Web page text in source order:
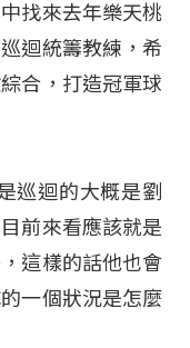
找來去年樂天桃
迴統籌教練，希
合，打造冠軍球
巡迴的大概是劉
前來看應該就是
這樣的話他也會
一個狀況是怎麼